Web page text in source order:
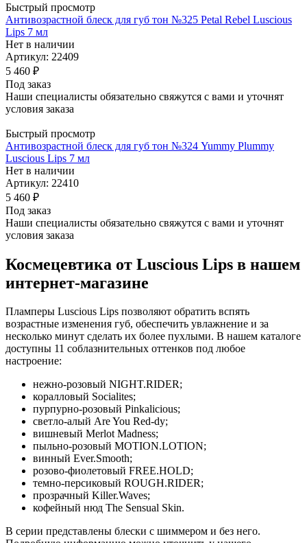
Быстрый просмотр
Антивозрастной блеск для губ тон №325 Petal Rebel Luscious
Lips 7 мл
Нет в наличии
Артикул: 22409
5 460 ₽
Под заказ
Наши специалисты обязательно свяжутся с вами и уточнят
условия заказа
Быстрый просмотр
Антивозрастной блеск для губ тон №324 Yummy Plummy
Luscious Lips 7 мл
Нет в наличии
Артикул: 22410
5 460 ₽
Под заказ
Наши специалисты обязательно свяжутся с вами и уточнят
условия заказа
Космецевтика от Luscious Lips в нашем
интернет-магазине
Пламперы Luscious Lips позволяют обратить вспять
возрастные изменения губ, обеспечить увлажнение и за
несколько минут сделать их более пухлыми. В нашем каталоге
доступны 11 соблазнительных оттенков под любое
настроение:
нежно-розовый NIGHT.RIDER;
коралловый Socialites;
пурпурно-розовый Pinkalicious;
светло-алый Are You Red-dy;
вишневый Merlot Madness;
пыльно-розовый MOTION.LOTION;
винный Ever.Smooth;
розово-фиолетовый FREE.HOLD;
темно-персиковый ROUGH.RIDER;
прозрачный Killer.Waves;
кофейный нюд The Sensual Skin.
В серии представлены блески с шиммером и без него.